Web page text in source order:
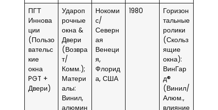
ПГТ
Иннова
ции
(Пользо
вательс
кие
окна
PGT +
Двери)
Удароп
рочные
окна &
Двери
(Возвра
т/
Комм.);
Матери
алы:
Винил,
алюмин
Нокоми
с/
Северн
ая
Венеци
я,
Флорид
а, США
1980
Горизон
тальные
ролики
(Скольз
ящие
окна):
ВинГар
д®
(Винил/
Алюм.,
влияние